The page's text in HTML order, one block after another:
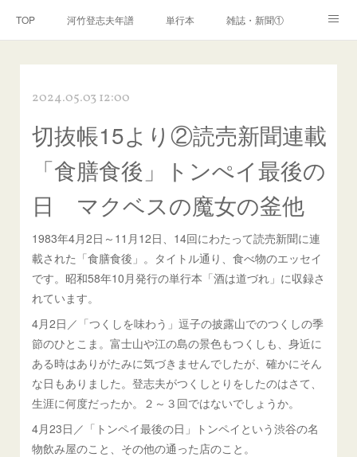
TOP 河竹登志夫年譜 単行本 雑誌・新聞①
河竹繁俊 年譜 河竹黙阿弥 年譜
2024.05.03 12:00
切抜帳15より②読売新聞連載
「食膳食後」トンぺイ最後の
日 マクベスの魔女の釜他
1983年4月2日～11月12日、14回にわたって読売新聞に連
載された「食膳食後」。タイトル通り、食べ物のエッセイ
です。昭和58年10月発行の単行本「酒は道づれ」に収録さ
れています。
4月2日／「つくしを味わう」逗子の披露山でのつくしの季
節のひとこま。富士山や江の島の景色もつくしも、身近に
ある時はありがたみに気づきませんでしたが、確かにそん
な日もありました。登志夫がつくしとりをしたのはさて、
生涯に何度だったか。２～３回ではないでしょうか。
4月23日／「トンペイ最後の日」トンペイという渋谷の名
物飲み屋のこと、その他の通った店のこと。